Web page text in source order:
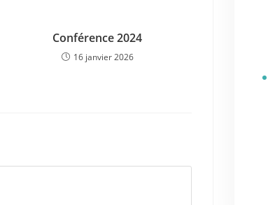
Conférence 2024
16 janvier 2026